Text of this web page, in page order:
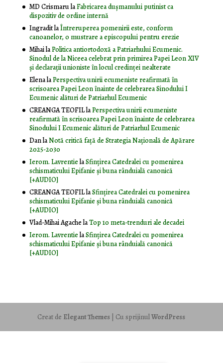
MD CrismarulaFabricarea dușmanului putinist ca
dispozitiv de ordine internă
IngraditlaÎntreruperea pomenirii este, conform
canoanelor, o mustrare a episcopului pentru erezie
MihailaPolitica antiortodoxă a Patriarhului Ecumenic.
Sinodul de la Niceea celebrat prin primirea Papei Leon XIV
și declarații unioniste în locul credinței nealterate
ElenalaPerspectiva unirii ecumeniste reafirmată în
scrisoarea Papei Leon înainte de celebrarea Sinodului I
Ecumenic alături de Patriarhul Ecumenic
CREANGA TEOFILlaPerspectiva unirii ecumeniste
reafirmată în scrisoarea Papei Leon înainte de celebrarea
Sinodului I Ecumenic alături de Patriarhul Ecumenic
DanlaNotă critică faţă de Strategia Naţională de Apărare
2025-2030
Ierom. LavrentielaSfințirea Catedralei cu pomenirea
schismaticului Epifanie și buna rânduială canonică
[+AUDIO]
CREANGA TEOFILlaSfințirea Catedralei cu pomenirea
schismaticului Epifanie și buna rânduială canonică
[+AUDIO]
Vlad-Mihai AgachelaTop 10 meta-trenduri ale decadei
Ierom. LavrentielaSfințirea Catedralei cu pomenirea
schismaticului Epifanie și buna rânduială canonică
[+AUDIO]
Creat de Elegant Themes | Cu sprijinulWordPress